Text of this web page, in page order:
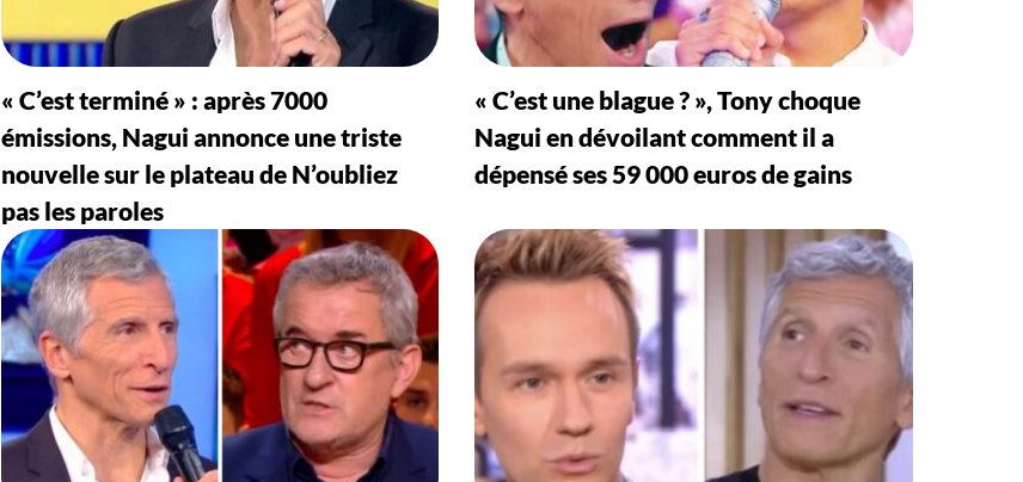
« C’est terminé » : après 7000
émissions, Nagui annonce une triste
nouvelle sur le plateau de N’oubliez
pas les paroles
« C’est une blague ? », Tony choque
Nagui en dévoilant comment il a
dépensé ses 59 000 euros de gains